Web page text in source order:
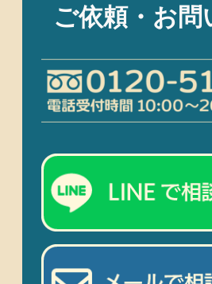
ご依頼・お問